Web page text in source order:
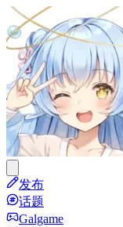
发布
话题
Galgame